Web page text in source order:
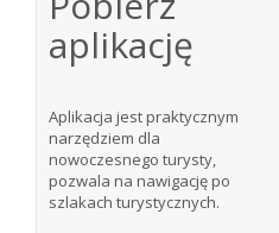
aplikację
Aplikacja jest praktycznym
narzędziem dla
nowoczesnego turysty,
pozwala na nawigację po
szlakach turystycznych.